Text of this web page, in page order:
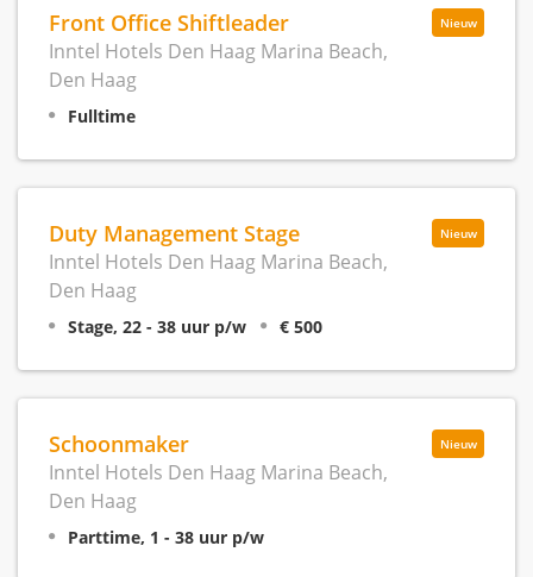
Nieuw
Front Office Shiftleader
Inntel Hotels Den Haag Marina Beach,
Den Haag
Fulltime
Nieuw
Duty Management Stage
Inntel Hotels Den Haag Marina Beach,
Den Haag
Stage, 22 - 38 uur p/w € 500
Nieuw
Schoonmaker
Inntel Hotels Den Haag Marina Beach,
Den Haag
Parttime, 1 - 38 uur p/w